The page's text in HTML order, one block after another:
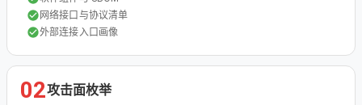
网络接口与协议清单
外部连接入口画像
02攻击面枚举